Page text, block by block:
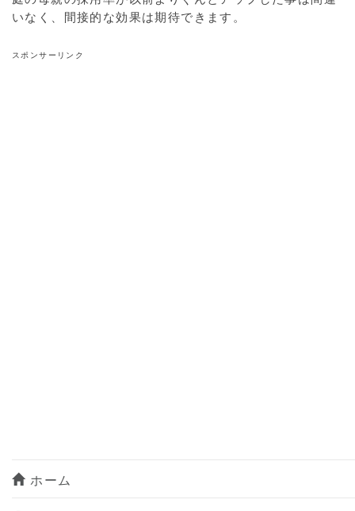
いなく、間接的な効果は期待できます。
スポンサーリンク
ホーム